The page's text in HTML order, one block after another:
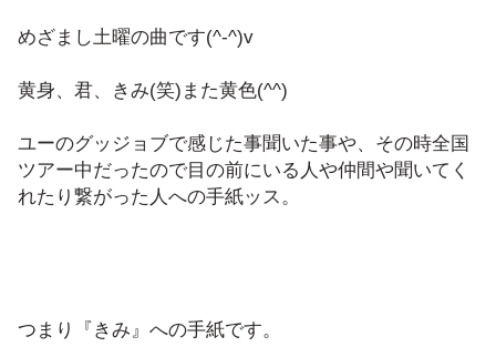
めざまし土曜の曲です(^-^)v
黄身、君、きみ(笑)また黄色(^^)
ユーのグッジョブで感じた事聞いた事や、その時全国
ツアー中だったので目の前にいる人や仲間や聞いてく
れたり繋がった人への手紙ッス。
つまり『きみ』への手紙です。